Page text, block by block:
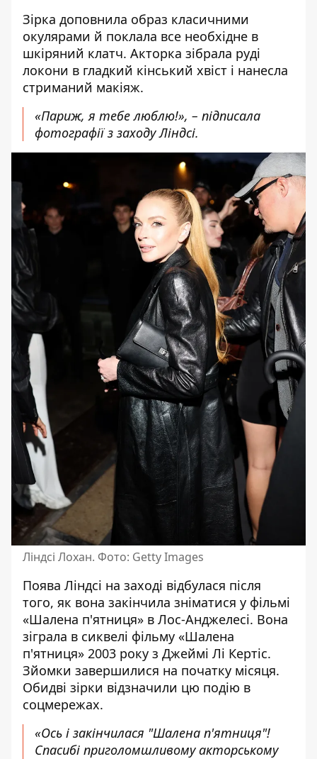
Зірка доповнила образ класичними
окулярами й поклала все необхідне в
шкіряний клатч. Акторка зібрала руді
локони в гладкий кінський хвіст і нанесла
стриманий макіяж.
«Париж, я тебе люблю!», – підписала
фотографії з заходу Ліндсі.
Ліндсі Лохан. Фото: Getty Images
Поява Ліндсі на заході відбулася після
того, як вона закінчила зніматися у фільмі
«Шалена п'ятниця» в Лос-Анджелесі. Вона
зіграла в сиквелі фільму «Шалена
п'ятниця» 2003 року з Джеймі Лі Кертіс.
Зйомки завершилися на початку місяця.
Обидві зірки відзначили цю подію в
соцмережах.
«Ось і закінчилася "Шалена п'ятниця"!
Спасибі приголомшливому акторському